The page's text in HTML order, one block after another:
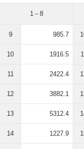
1－8
9 985.7
10 1916.5
11 2422.4
12 3882.1
13 5312.4
14 1227.9